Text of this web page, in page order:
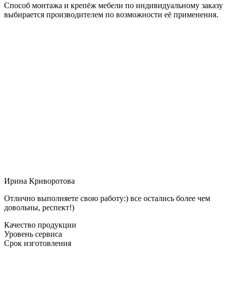
Способ монтажа и крепёж мебели по индивидуальному заказу
выбирается производителем по возможности её применения.
Ирина Криворотова
Отлично выполняете свою работу:) все остались более чем
довольны, респект!)
Качество продукции
Уровень сервиса
Срок изготовления